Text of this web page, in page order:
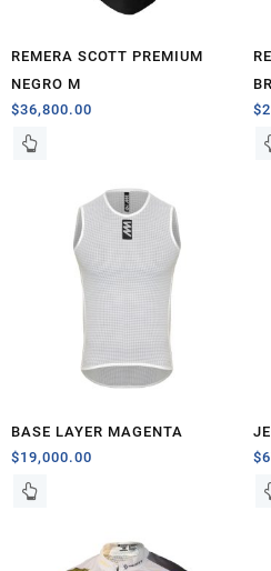
REMERA SCOTT PREMIUM
NEGRO M
$36,800.00
$
BASE LAYER MAGENTA
$19,000.00
$